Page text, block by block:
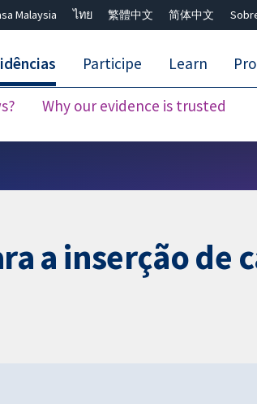
Malaysia ไทย 繁體中文 简体中文
Why our evidence is trusted
Participe Learn
a inserção de